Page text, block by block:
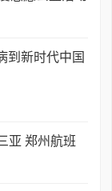
到新时代中国
亚 郑州航班